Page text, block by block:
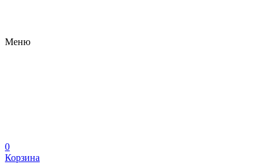
Меню
0
Корзина